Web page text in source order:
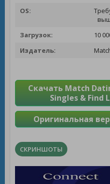
OS:
Загрузок:
10
Издатель:
Скачать Match
Singles & Find
Оригинальная
СКРИНШОТЫ